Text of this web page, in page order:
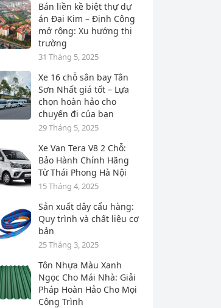
Bán liền kề biệt thự dự
án Đại Kim – Định Công
mở rộng: Xu hướng thị
trường
31 Tháng 5, 2025
Xe 16 chỗ sân bay Tân
Sơn Nhất giá tốt – Lựa
chọn hoàn hảo cho
chuyến đi của bạn
29 Tháng 5, 2025
Xe Van Tera V8 2 Chỗ:
Bảo Hành Chính Hãng
Từ Thái Phong Hà Nội
15 Tháng 4, 2025
Sản xuất dây cẩu hàng:
Quy trình và chất liệu cơ
bản
25 Tháng 3, 2025
Tôn Nhựa Màu Xanh
Ngọc Cho Mái Nhà: Giải
Pháp Hoàn Hảo Cho Mọi
Công Trình